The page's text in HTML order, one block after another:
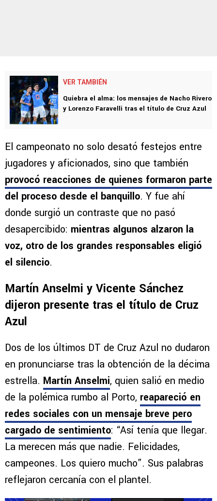
VER TAMBIÉN
Quiebra el alma: los mensajes de Nacho Rivero
y Lorenzo Faravelli tras el título de Cruz Azul
El campeonato no solo desató festejos entre
jugadores y aficionados, sino que también
provocó reacciones de quienes formaron parte
del proceso desde el banquillo. Y fue ahí
donde surgió un contraste que no pasó
desapercibido: mientras algunos alzaron la
voz, otro de los grandes responsables eligió
el silencio.
Martín Anselmi y Vicente Sánchez
dijeron presente tras el título de Cruz
Azul
Dos de los últimos DT de Cruz Azul no dudaron
en pronunciarse tras la obtención de la décima
estrella. Martín Anselmi, quien salió en medio
de la polémica rumbo al Porto, reapareció en
redes sociales con un mensaje breve pero
cargado de sentimiento: “Así tenía que llegar.
La merecen más que nadie. Felicidades,
campeones. Los quiero mucho”. Sus palabras
reflejaron cercanía con el plantel.